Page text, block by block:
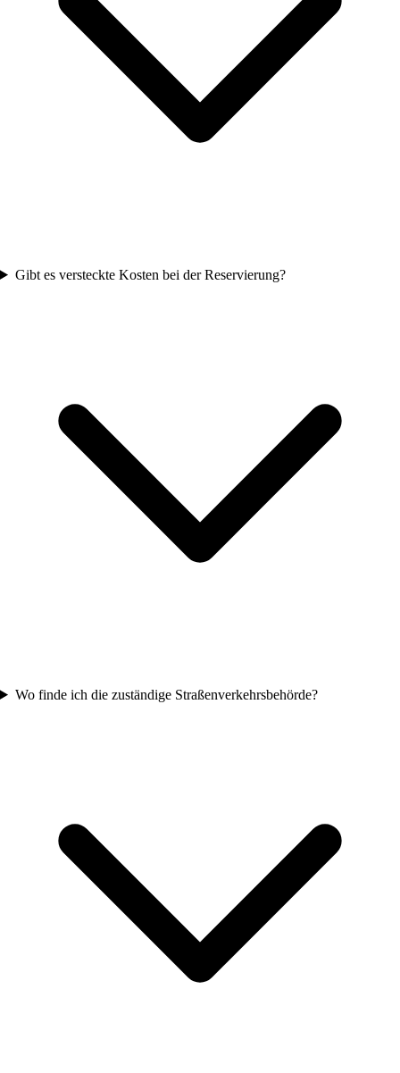
Gibt es versteckte Kosten bei der Reservierung?
Wo finde ich die zuständige Straßenverkehrsbehörde?